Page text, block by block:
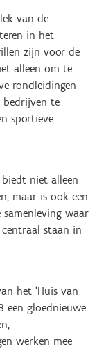
van de
in het
zijn voor de
alleen om te
rondleidingen
bedrijven te
sportieve
niet alleen
maar is ook een
samenleving waar
staan in
het ‘Huis van
een gloednieuwe
werken mee